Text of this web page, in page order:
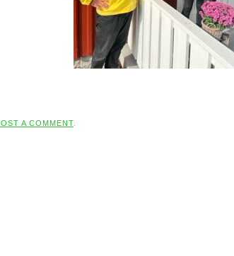
A COMMENT.